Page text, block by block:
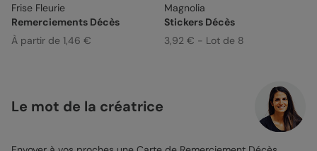
Frise Fleurie
Remerciements Décès
À partir de 1,46 €
Magnolia
Stickers Décès
3,92 € - Lot de 8
Le mot de la créatrice